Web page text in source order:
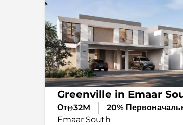
Greenville in Emaar
От 32M
20%
Emaar South